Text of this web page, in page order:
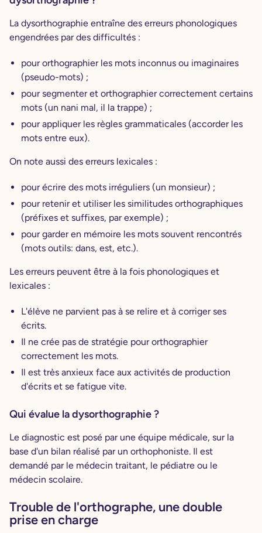
La dysorthographie entraîne des erreurs phonologiques
engendrées par des difficultés :
pour orthographier les mots inconnus ou imaginaires
(pseudo-mots) ;
pour segmenter et orthographier correctement certains
mots (un nani mal, il la trappe) ;
pour appliquer les règles grammaticales (accorder les
mots entre eux).
On note aussi des erreurs lexicales :
pour écrire des mots irréguliers (un monsieur) ;
pour retenir et utiliser les similitudes orthographiques
(préfixes et suffixes, par exemple) ;
pour garder en mémoire les mots souvent rencontrés
(mots outils: dans, est, etc.).
Les erreurs peuvent être à la fois phonologiques et
lexicales :
L'élève ne parvient pas à se relire et à corriger ses
écrits.
Il ne crée pas de stratégie pour orthographier
correctement les mots.
Il est très anxieux face aux activités de production
d'écrits et se fatigue vite.
Qui évalue la dysorthographie ?
Le diagnostic est posé par une équipe médicale, sur la
base d'un bilan réalisé par un orthophoniste. Il est
demandé par le médecin traitant, le pédiatre ou le
médecin scolaire.
Trouble de l'orthographe, une double
prise en charge